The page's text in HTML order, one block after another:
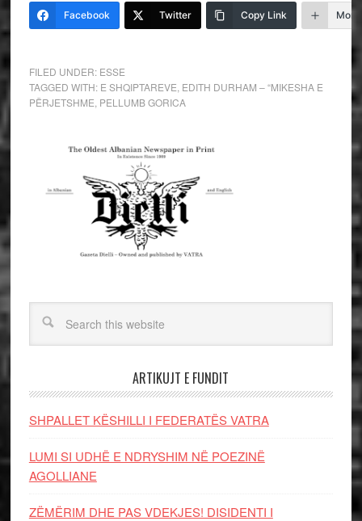
Facebook Twitter Copy Link More
FILED UNDER: ESSE
TAGGED WITH: E SHQIPTAREVE EDITH DURHAM – “MIKESHA E
PËRJETSHME PELLUMB GORICA
ARTIKUJT E FUNDIT
SHPALLET KËSHILLI I FEDERATËS VATRA
LUMI SI UDHË E NDRYSHIM NË POEZINË
AGOLLIANE
ZËMËRIM DHE PAS VDEKJES! DISIDENTI I